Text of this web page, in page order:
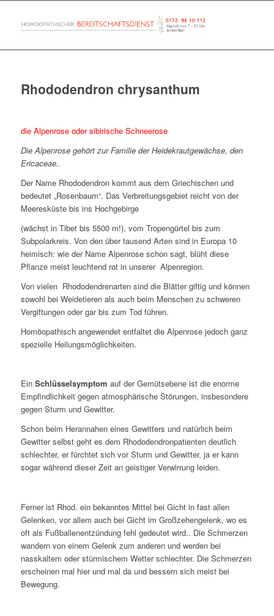
Rhododendron chrysanthum
die Alpenrose oder sibirische Schneerose
Die Alpenrose gehört zur Familie der Heidekrautgewächse, den
Ericaceae..
Der Name Rhododendron kommt aus dem Griechischen und
bedeutet „Rosenbaum“. Das Verbreitungsgebiet reicht von der
Meeresküste bis ins Hochgebirge
(wächst in Tibet bis 5500 m!), vom Tropengürtel bis zum
Subpolarkreis. Von den über tausend Arten sind in Europa 10
heimisch: wie der Name Alpenrose schon sagt, blüht diese
Pflanze meist leuchtend rot in unserer Alpenregion.
Von vielen Rhododendrenarten sind die Blätter giftig und können
sowohl bei Weidetieren als auch beim Menschen zu schweren
Vergiftungen oder gar bis zum Tod führen.
Homöopathisch angewendet entfaltet die Alpenrose jedoch ganz
spezielle Heilungsmöglichkeiten.
Ein Schlüsselsymptom auf der Gemütsebene ist die enorme
Empfindlichkeit gegen atmosphärische Störungen, insbesondere
gegen Sturm und Gewitter.
Schon beim Herannahen eines Gewitters und natürlich beim
Gewitter selbst geht es dem Rhododendronpatienten deutlich
schlechter, er fürchtet sich vor Sturm und Gewitter, ja er kann
sogar während dieser Zeit an geistiger Verwirrung leiden.
Ferner ist Rhod. ein bekanntes Mittel bei Gicht in fast allen
Gelenken, vor allem auch bei Gicht im Großzehengelenk, wo es
oft als Fußballenentzündung fehl gedeutet wird.. Die Schmerzen
wandern von einem Gelenk zum anderen und werden bei
nasskaltem oder stürmischem Wetter schlechter. Die Schmerzen
erscheinen mal hier und mal da und bessern sich meist bei
Bewegung.